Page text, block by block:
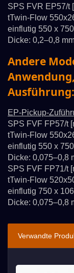
SPS FVR EP57/t
tTwin-Flow
einflutig 550 x
Dicke: 0,2–0,8
Andere
Ausführung:
EP-Pickup-
SPS FVF FP57/t
tTwin-Flow
einflutig 550 x
Dicke: 0,075–0,8
SPS FVF FP71/t
tTwin-Flow
einflutig 750 x
Dicke: 0,075–0,8
Verwandte